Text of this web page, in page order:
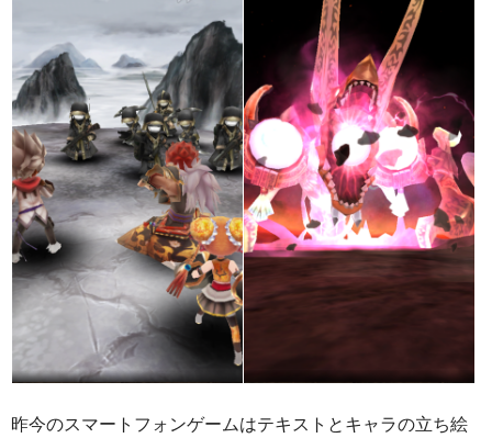
昨今のスマートフォンゲームはテキストとキャラの立ち絵